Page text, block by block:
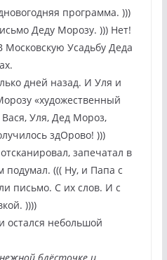
программа. )))
Деду Морозу. ))) Нет!
Московскую Усадьбу Деда
дней назад. И Уля и
«художественный
Уля, Дед Мороз,
здОрово! )))
запечатал в
подумал. ((( Ну, и Папа с
письмо. С их слов. И с
))))
остался небольшой